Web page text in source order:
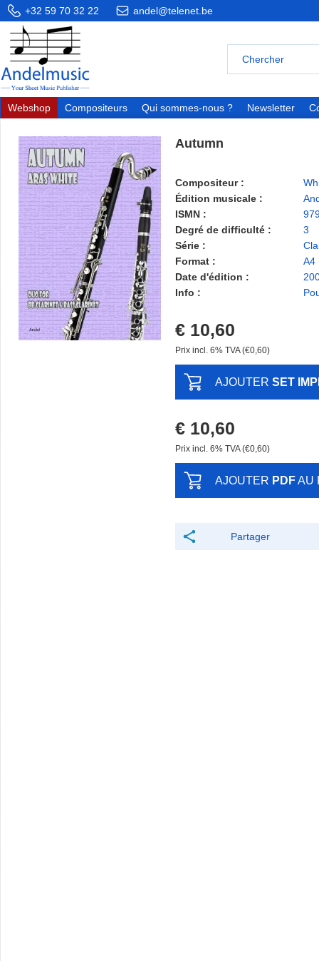
+32 59 70 32 22 andel@telenet.be
Webshop Compositeurs Qui sommes-nous ? Newsletter
Autumn
Compositeur :
Édition musicale :
ISMN :
Degré de difficulté :
3
Série :
Format :
A4
Date d'édition :
Info :
€ 10,60
Prix ​​incl. 6% TVA (€0,60)
AJOUTER SET
€ 10,60
Prix ​​incl. 6% TVA (€0,60)
AJOUTER PDFAU
Partager